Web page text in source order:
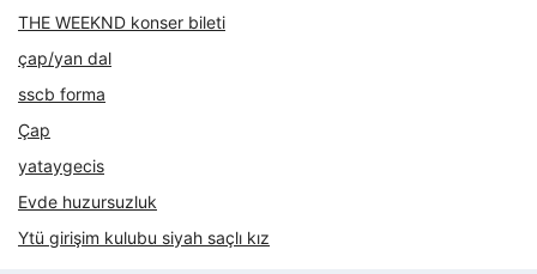
THE WEEKND konser bileti
çap/yan dal
sscb forma
Çap
yataygecis
Evde huzursuzluk
Ytü girişim kulubu siyah saçlı kız